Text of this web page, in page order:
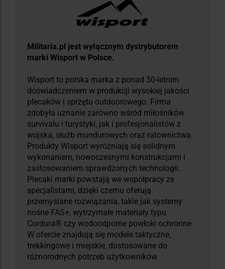
Militaria.pl jest wyłącznym dystrybutorem
marki Wisport w Polsce.
Wisport to polska marka z ponad 30-letnim
doświadczeniem w produkcji wysokiej jakości
plecaków i sprzętu outdoorowego. Firma
zdobyła uznanie zarówno wśród miłośników
survivalu i turystyki, jak i profesjonalistów z
wojska, służb mundurowych oraz ratownictwa.
Produkty Wisport wyróżniają się solidnym
wykonaniem, nowoczesnymi konstrukcjami i
zastosowaniem sprawdzonych technologii.
Plecaki marki powstają we współpracy ze
specjalistami, dzięki czemu oferują
przemyślane rozwiązania, takie jak systemy
nośne FAS+, wytrzymałe materiały typu
Cordura® czy wodoodporne powłoki ochronne.
W ofercie znajdują się modele taktyczne,
trekkingowe i miejskie, dostosowane do
różnorodnych potrzeb użytkowników.